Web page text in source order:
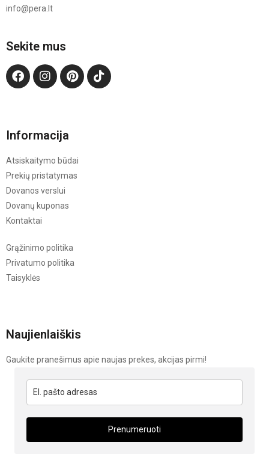
info@pera.lt
Sekite mus
Informacija
Atsiskaitymo būdai
Prekių pristatymas
Dovanos verslui
Dovanų kuponas
Kontaktai
Grąžinimo politika
Privatumo politika
Taisyklės
Naujienlaiškis
Gaukite pranešimus apie naujas prekes, akcijas pirmi!
Prenumeruoti